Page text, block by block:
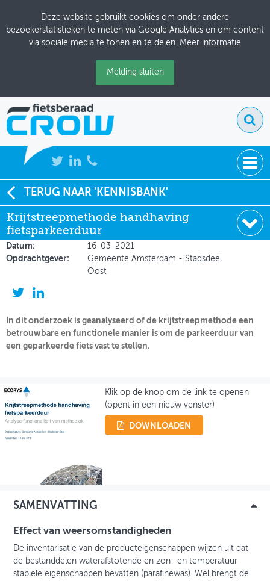
Deze website gebruikt cookies om onder andere
bezoekerstatistieken te meten via Google Analytics en om content
via sociale media te tonen en te delen. Meer informatie
Melding sluiten
NIEUWS
BIJEENKOMSTEN
KENNISBANK
ADRESSENBOEK
OVER FIETSBERAAD
THEMASITES
MIJN PROFIEL
TERUG NAAR 'KENNISBANK'
Krijtstreepmethode handhaving
fietsparkeerduur
Soort:
Onderzoeksrapporten
Auteur:
Ecorys
Uitgever:
Ecorys
Datum:
16-03-2021
Opdrachtgever:
Gemeente Amsterdam - Stadsdeel
Oost
In dit onderzoek is geanalyseerd of de krijtstreepmethode een
betrouwbare en functionele manier is om de parkeerduur van
een geparkeerde fiets vast te stellen.
Klik op de knop om de link te openen
(opent in een nieuw venster)
DOWNLOADEN
SAMENVATTING
Effect van weersomstandigheden
De inventarisatie van de producteigenschappen wijzen uit dat
de bestanddelen waterafstotende en zon- en temperatuur
stabiele eigenschappen bevatten (parafinewas). Wel brengt de